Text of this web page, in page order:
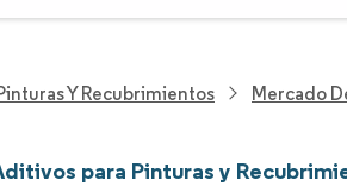
Y Recubrimientos Mercado
para Pinturas y